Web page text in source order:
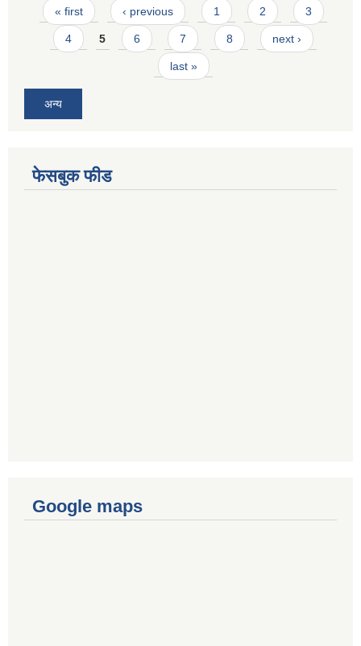
Pages
« first ‹ previous 1 2 3
4 5 6 7 8 next ›
last »
अन्य
फेसबुक फीड
Google maps